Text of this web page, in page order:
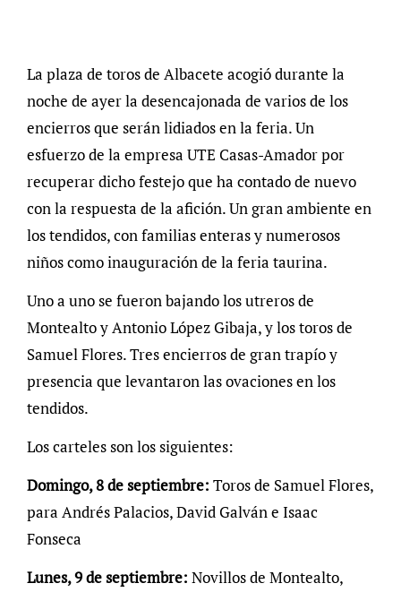
La plaza de toros de Albacete acogió durante la
noche de ayer la desencajonada de varios de los
encierros que serán lidiados en la feria. Un
esfuerzo de la empresa UTE Casas-Amador por
recuperar dicho festejo que ha contado de nuevo
con la respuesta de la afición. Un gran ambiente en
los tendidos, con familias enteras y numerosos
niños como inauguración de la feria taurina.
Uno a uno se fueron bajando los utreros de
Montealto y Antonio López Gibaja, y los toros de
Samuel Flores. Tres encierros de gran trapío y
presencia que levantaron las ovaciones en los
tendidos.
Los carteles son los siguientes:
Domingo, 8 de septiembre: Toros de Samuel Flores,
para Andrés Palacios, David Galván e Isaac
Fonseca
Lunes, 9 de septiembre: Novillos de Montealto,